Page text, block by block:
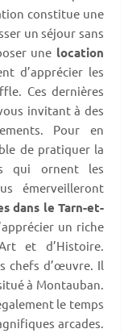
constitue une
un séjour sans
une location
d’apprécier les
Ces dernières
invitant à des
Pour en
de pratiquer la
qui ornent les
émerveilleront
dans le Tarn-et-
un riche
et d’Histoire.
chefs d’œuvre. Il
à Montauban.
le temps
arcades.